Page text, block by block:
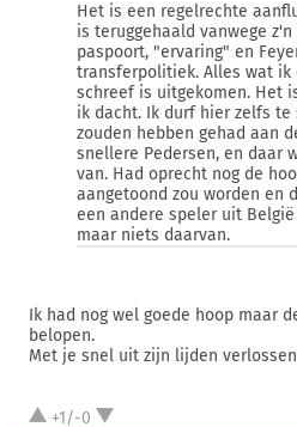
Het is een regelrechte
is teruggehaald vanwege
paspoort, "ervaring" en
transferpolitiek. Alles wat ik
schreef is uitgekomen. Het
ik dacht. Ik durf hier zelfs
zouden hebben gehad aan
snellere Pedersen, en daar
van. Had oprecht nog de
aangetoond zou worden en
een andere speler uit
maar niets daarvan.
Ik had nog wel goede hoop maar
belopen.
Met je snel uit zijn lijden
+1/-0